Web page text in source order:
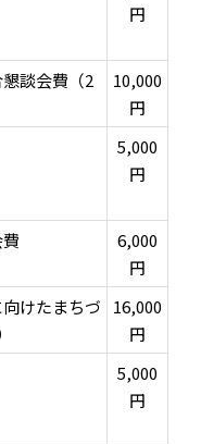
円
談会費（2
10,000
円
5,000
円
6,000
円
けたまちづ
16,000
円
5,000
円